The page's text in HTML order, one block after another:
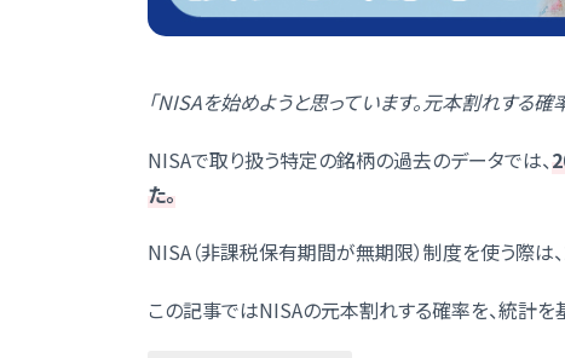
「NISAを始めようと思っています。元本割れする確
NISAで取り扱う特定の銘柄の過去のデータでは、
た。
NISA（非課税保有期間が無期限）制度を使う際は
この記事ではNISAの元本割れする確率を、統計を